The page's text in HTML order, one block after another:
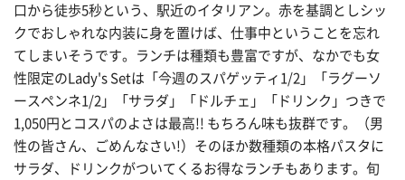
口から徒歩5秒という、駅近のイタリアン。赤を基調としシッ
クでおしゃれな内装に身を置けば、仕事中ということを忘れ
てしまいそうです。ランチは種類も豊富ですが、なかでも女
性限定のLady's Setは「今週のスパゲッティ1/2」「ラグーソ
ースペンネ1/2」「サラダ」「ドルチェ」「ドリンク」つきで
1,050円とコスパのよさは最高!! もちろん味も抜群です。（男
性の皆さん、ごめんなさい!）そのほか数種類の本格パスタに
サラダ、ドリンクがついてくるお得なランチもあります。旬